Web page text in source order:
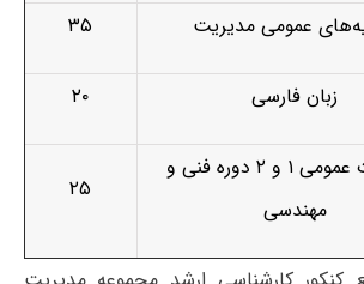
عمومی مدیریت ۳۵
زبان فارسی ۲۰
ریاضیات عمومی ۱ و ۲ دوره فنی و
مهندسی
۲۵